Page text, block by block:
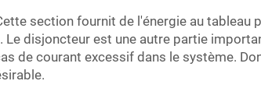
section fournit de l'énergie au tableau
disjoncteur est une autre partie
de courant excessif dans le système.